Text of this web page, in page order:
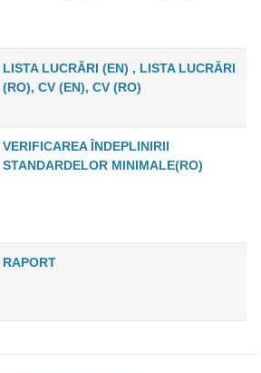
LISTA LUCRĂRI (EN) , LISTA LUCRĂRI
(RO), CV (EN), CV (RO)
VERIFICAREA ÎNDEPLINIRII
STANDARDELOR MINIMALE(RO)
RAPORT